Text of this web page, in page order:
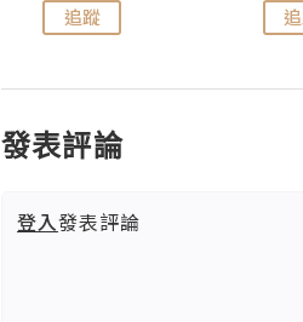
追蹤
發表評論
登入發表評論